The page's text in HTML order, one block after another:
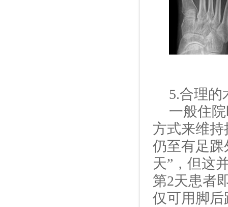
5.合理的
一般住
方式来维
仍至有足
天”，但这
第2天患者
仅可用脚